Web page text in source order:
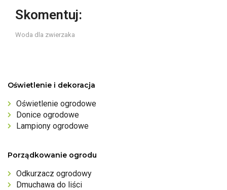
Skomentuj:
Woda dla zwierzaka
Oświetlenie i dekoracja
Oświetlenie ogrodowe
Donice ogrodowe
Lampiony ogrodowe
Porządkowanie ogrodu
Odkurzacz ogrodowy
Dmuchawa do liści